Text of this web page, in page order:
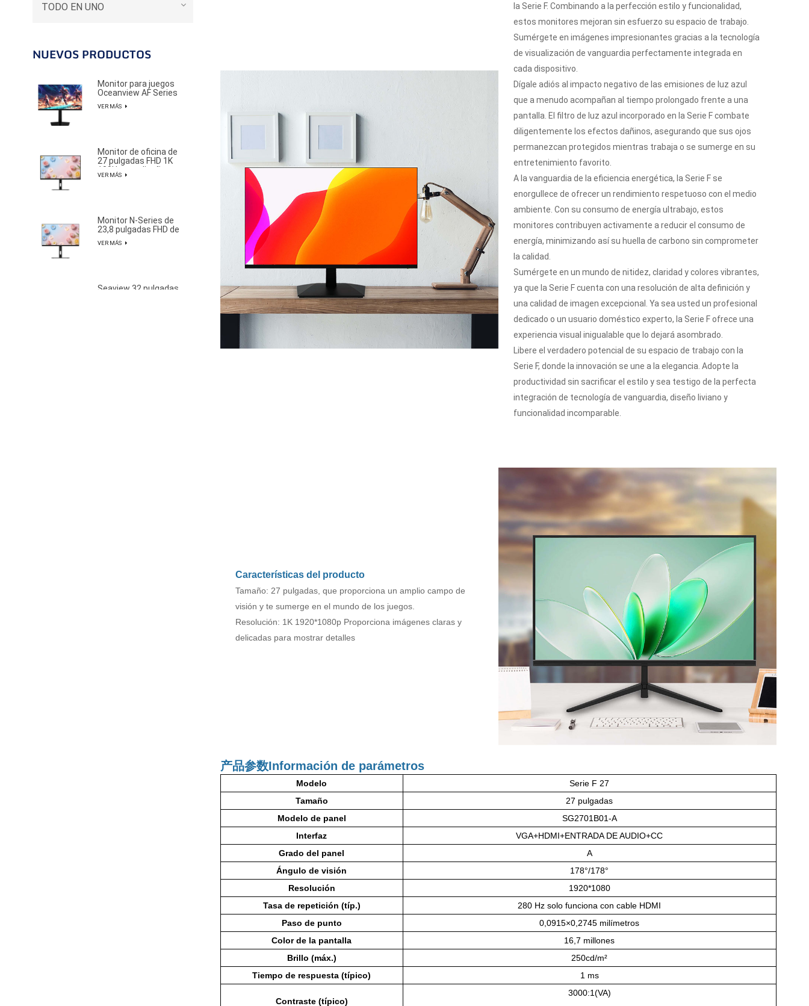
la Serie F. Combinando a la perfección estilo y funcionalidad,
estos monitores mejoran sin esfuerzo su espacio de trabajo.
Sumérgete en imágenes impresionantes gracias a la tecnología
de visualización de vanguardia perfectamente integrada en
cada dispositivo.
Dígale adiós al impacto negativo de las emisiones de luz azul
que a menudo acompañan al tiempo prolongado frente a una
pantalla. El filtro de luz azul incorporado en la Serie F combate
diligentemente los efectos dañinos, asegurando que sus ojos
permanezcan protegidos mientras trabaja o se sumerge en su
entretenimiento favorito.
A la vanguardia de la eficiencia energética, la Serie F se
enorgullece de ofrecer un rendimiento respetuoso con el medio
ambiente. Con su consumo de energía ultrabajo, estos
monitores contribuyen activamente a reducir el consumo de
energía, minimizando así su huella de carbono sin comprometer
la calidad.
Sumérgete en un mundo de nitidez, claridad y colores vibrantes,
ya que la Serie F cuenta con una resolución de alta definición y
una calidad de imagen excepcional. Ya sea usted un profesional
dedicado o un usuario doméstico experto, la Serie F ofrece una
experiencia visual inigualable que lo dejará asombrado.
Libere el verdadero potencial de su espacio de trabajo con la
Serie F, donde la innovación se une a la elegancia. Adopte la
productividad sin sacrificar el estilo y sea testigo de la perfecta
integración de tecnología de vanguardia, diseño liviano y
funcionalidad incomparable.
Características del producto
Tamaño: 27 pulgadas, que proporciona un amplio campo de
visión y te sumerge en el mundo de los juegos.
Resolución: 1K 1920*1080p Proporciona imágenes claras y
delicadas para mostrar detalles
产品参数Información de parámetros
Modelo
Serie F 27
Tamaño
27 pulgadas
Modelo de panel
SG2701B01-A
Interfaz
VGA+HDMI+ENTRADA DE AUDIO+CC
Grado del panel
A
Ángulo de visión
178°/178°
Resolución
1920*1080
Tasa de repetición (típ.)
280 Hz solo funciona con cable HDMI
Paso de punto
0,0915×0,2745 milímetros
Color de la pantalla
16,7 millones
Brillo (máx.)
250cd/m²
Tiempo de respuesta (típico)
1 ms
Contraste (típico)
3000:1(VA)
TODO EN UNO
NUEVOS PRODUCTOS
Monitor para juegos
Oceanview AF Series
de 27 pulgadas, 2K y
320 Hz, ideal para
VER MÁS
Monitor de oficina de
27 pulgadas FHD 1K
100Hz con diseño
elegante y
VER MÁS
Monitor N-Series de
23,8 pulgadas FHD de
100 Hz con gama de
colores NTSC del 85 %
VER MÁS
Seaview 32 pulgadas